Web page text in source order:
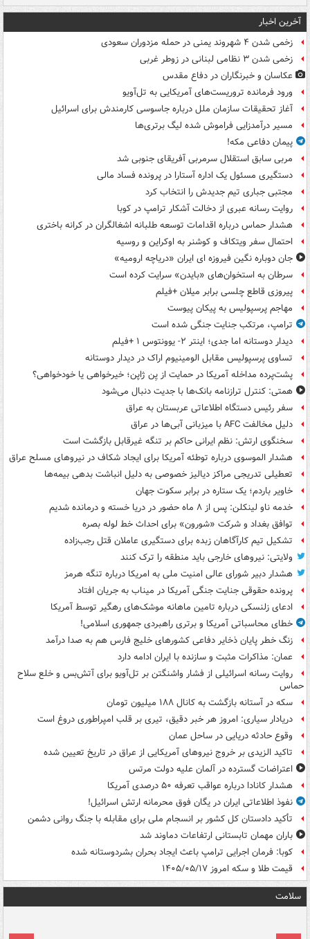
آخرین اخبار
زخمی شدن ۴ شهروند یمنی در حمله مزدوران سعودی
زخمی شدن ۳ نظامی لبنانی در زوطر غربی
عکاسان و خبرنگاران در دفاع مقدس
ورود فرمانده تروریست‌های آمریکایی به تل‌آویو
آغاز تحقیقات سازمان ملل درباره جاسوسی کارمندش برای اسرائیل
مسیر درآمدزایی فراموش شده لیگ برتری‌ها
پیمان دفاعی مکه!
مربی سابق استقلال سرمربی آفریقای جنوبی شد
دستگیری مسئول یک اداره آستارا در پرونده فساد مالی
مجتبی جباری تیم جدیدش را انتخاب کرد
روایت رسانه عبری از دخالت آشکار ترامپ در کوبا
هشدار حماس درباره اقدامات توسعه طلبانه اشغالگران در کرانه باختری
احتمال سفر ویتکاف و کوشنر به اوکراین و روسیه
جان دوباره نگین فیروزه ای ایران «دریاچه ارومیه»
سرطان به استخوان‌های «بایدن» سرایت کرده است
پیروزی قاطع چلسی برابر میلان +فیلم
مهاجم پرسپولیس به پیکان پیوست
ترامپ، مرتکب جنایت جنگی شده است
دیدار دوستانه اما جدی؛ اینتر ۲- یوونتوس ۱ +فیلم
تساوی پرسپولیس مقابل الومینیوم اراک در دیدار دوستانه
پشت‌پرده مداخله آمریکا در حمایت از یِن ژاپن؛ خیرخواهی یا خودخواهی؟
همتی: کنترل ترازنامه بانک‌ها با جدیت دنبال می‌شود
سفر رئیس دستگاه اطلاعاتی عربستان به عراق
دلیل مخالفت AFC با میزبانی آبی‌ها در عراق
سخنگوی ارتش: نظم ایرانی حاکم بر تنگه غیرقابل بازگشت است
هشدار الموسوی درباره توطئه آمریکا برای ایجاد شکاف در نیروهای مسلح عراق
تعطیلی تدریجی مراکز دیالیز خصوصی به دلیل انباشت بدهی بیمه‌ها
خاویر باردم؛ یک ستاره در برابر سکوت جهان
خدمه ناو لینکلن: پس از ۸ ماه حضور در دریا خسته و درمانده‌ شدیم
توافق بغداد و شرکت «شورون» برای احداث خط لوله بصره
تشکیل تیم کارآگاهان زبده برای دستگیری عاملان قتل رجب‌زاده
ولایتی: نیروهای خارجی باید منطقه را ترک کنند
هشدار دبیر شورای عالی امنیت ملی به امریکا درباره تنگه هرمز
پرونده حقوقی جنایت جنگی آمریکا در میناب به جریان افتاد
ادعای زلنسکی درباره تامین ماهانه موشک‌های رهگیر توسط آمریکا
خطای محاسباتی آمریکا و برتری راهبردی جمهوری اسلامی!
زنگ خطر پایان ذخایر دفاعی کشورهای خلیج فارس هم به صدا درآمد
عمان: مذاکرات مثبت و سازنده با ایران ادامه دارد
روایت رسانه اسرائیلی از فشار واشنگتن بر تل‌آویو برای آتش‌بس و خلع سلاح
حماس
سکه در آستانه بازگشت به کانال ۱۸۸ میلیون تومان
دریادار سیاری: امروز هر خبر دقیق، تیری بر قلب امپراطوری دروغ است
وقوع حادثه دریایی در ساحل عمان
تاکید الزیدی بر خروج نیروهای آمریکایی از عراق در تاریخ تعیین شده
اعتراضات گسترده در آلمان علیه دولت مرتس
هشدار کانادا درباره عواقب تعرفه ۵۰ درصدی آمریکا
نفوذ اطلاعاتی ایران در یگان فوق محرمانه ارتش اسرائیل!
تأکید دادستان کل کشور بر انسجام ملی برای مقابله با جنگ روانی دشمن
باران مهمان تابستانی ارتفاعات دماوند شد
کوبا: فرمان اجرایی ترامپ باعث ایجاد بحران بشردوستانه شده
قیمت طلا و سکه امروز ۱۴۰۵/۰۵/۱۷
سلامت